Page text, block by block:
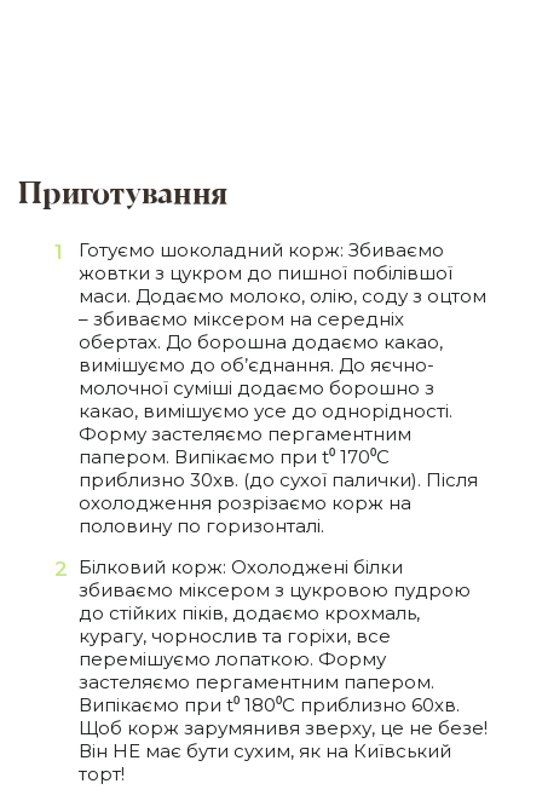
Приготування
Готуємо шоколадний корж: Збиваємо
жовтки з цукром до пишної побілівшої
маси. Додаємо молоко, олію, соду з оцтом
– збиваємо міксером на середніх
обертах. До борошна додаємо какао,
вимішуємо до об’єднання. До яєчно-
молочної суміші додаємо борошно з
какао, вимішуємо усе до однорідності.
Форму застеляємо пергаментним
папером. Випікаємо при t⁰ 170⁰С
приблизно 30хв. (до сухої палички). Після
охолодження розрізаємо корж на
половину по горизонталі.
Білковий корж: Охолоджені білки
збиваємо міксером з цукровою пудрою
до стійких піків, додаємо крохмаль,
курагу, чорнослив та горіхи, все
перемішуємо лопаткою. Форму
застеляємо пергаментним папером.
Випікаємо при t⁰ 180⁰С приблизно 60хв.
Щоб корж зарумянивя зверху, це не безе!
Він НЕ має бути сухим, як на Київський
торт!